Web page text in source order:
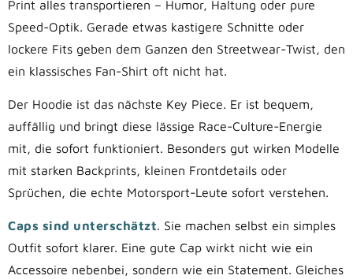
Print alles transportieren – Humor, Haltung oder pure
Speed-Optik. Gerade etwas kastigere Schnitte oder
lockere Fits geben dem Ganzen den Streetwear-Twist, den
ein klassisches Fan-Shirt oft nicht hat.
Der Hoodie ist das nächste Key Piece. Er ist bequem,
auffällig und bringt diese lässige Race-Culture-Energie
mit, die sofort funktioniert. Besonders gut wirken Modelle
mit starken Backprints, kleinen Frontdetails oder
Sprüchen, die echte Motorsport-Leute sofort verstehen.
Caps sind unterschätzt. Sie machen selbst ein simples
Outfit sofort klarer. Eine gute Cap wirkt nicht wie ein
Accessoire nebenbei, sondern wie ein Statement. Gleiches